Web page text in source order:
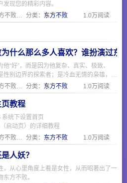
现您的精彩内容。
来源：东方不败网址大全 分类： 东方不败 1.0万阅读
什么那么多人喜欢？谁扮演过东
“好”，而是因为他复杂、真实、极致、
性别边界的探索者；是冷血无情的枭雄，也
：“他不是反派，他是照出所有人欲望与
来源：东方不败网址大全 分类： 东方不败 1.0万阅读
教程
统下设置首页
启动页）的详细教程
来源：东方不败网址大全 分类： 东方不败 1.0万阅读
人妖？
，从心里角度上看是女性，从而昭著出了一
方不败。